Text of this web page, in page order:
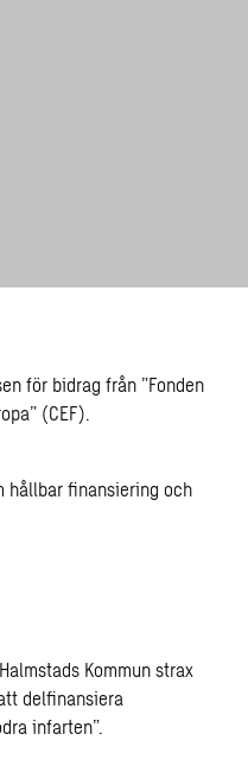
för bidrag från ”Fonden
(CEF).
hållbar finansiering och
Kommun strax
delfinansiera
infarten”.